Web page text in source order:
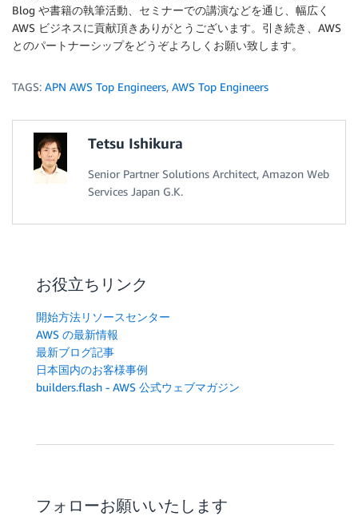
Blog や書籍の執筆活動、セミナーでの講演などを通じ、幅広く
AWS ビジネスに貢献頂きありがとうございます。引き続き、AWS
とのパートナーシップをどうぞよろしくお願い致します。
TAGS: APN AWS Top Engineers, AWS Top Engineers
Tetsu Ishikura
Senior Partner Solutions Architect, Amazon Web
Services Japan G.K.
お役立ちリンク
開始方法リソースセンター
AWS の最新情報
最新ブログ記事
日本国内のお客様事例
builders.flash - AWS 公式ウェブマガジン
フォローお願いいたします